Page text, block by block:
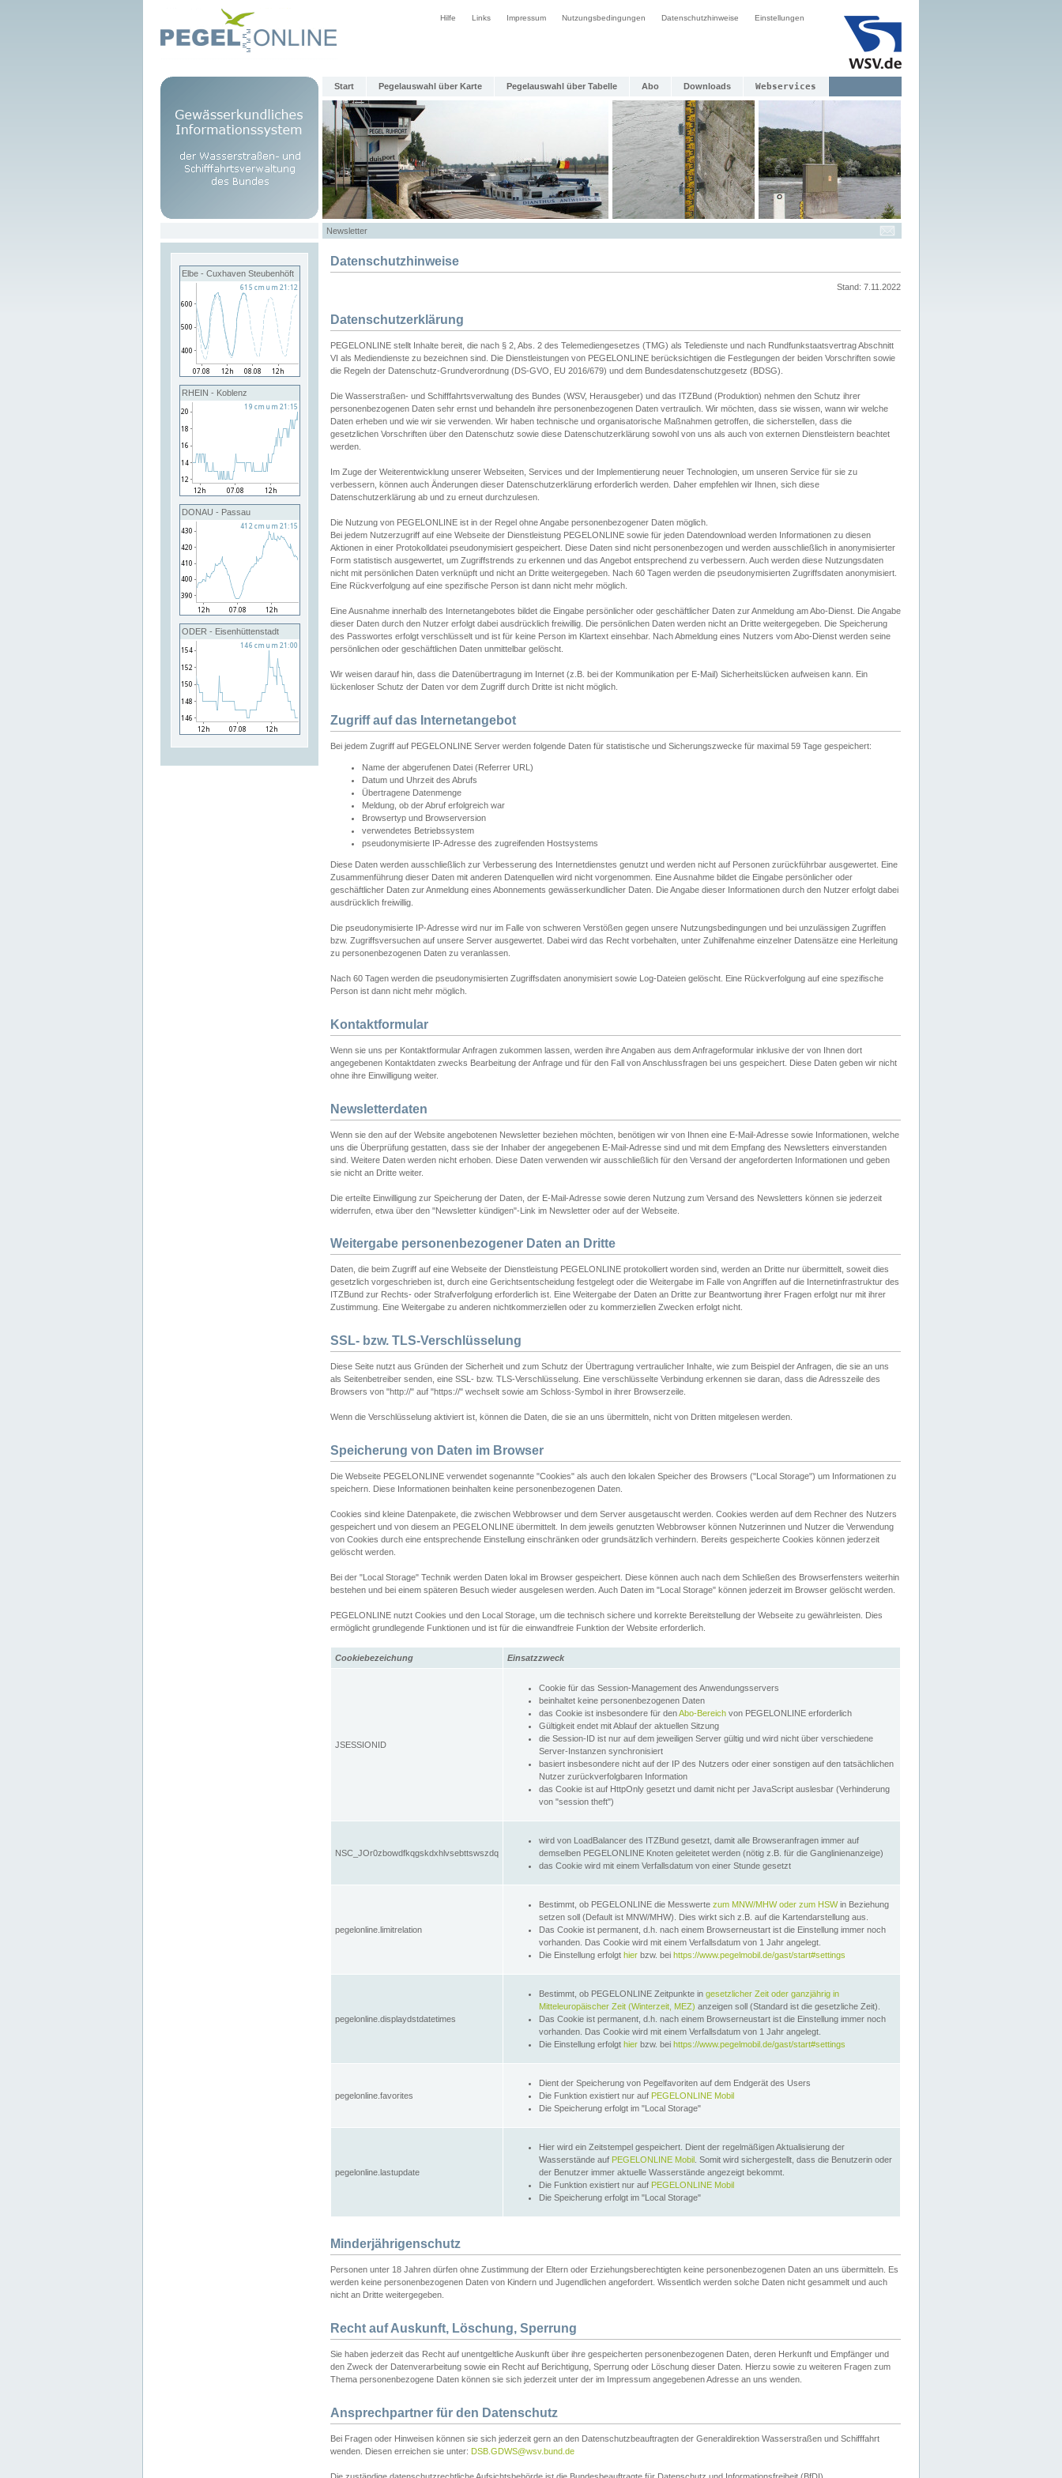
Hilfe Links Impressum Nutzungsbedingungen Datenschutzhinweise Einstellungen
Start Pegelauswahl über Karte Pegelauswahl über Tabelle Abo Downloads Webservices
Newsletter
Elbe - Cuxhaven Steubenhöft
RHEIN - Koblenz
DONAU - Passau
ODER - Eisenhüttenstadt
Datenschutzhinweise
Stand: 7.11.2022
Datenschutzerklärung
PEGELONLINE stellt Inhalte bereit, die nach § 2, Abs. 2 des Telemediengesetzes (TMG) als Teledienste und nach Rundfunkstaatsvertrag Abschnitt
VI als Mediendienste zu bezeichnen sind. Die Dienstleistungen von PEGELONLINE berücksichtigen die Festlegungen der beiden Vorschriften sowie
die Regeln der Datenschutz-Grundverordnung (DS-GVO, EU 2016/679) und dem Bundesdatenschutzgesetz (BDSG).
Die Wasserstraßen- und Schifffahrtsverwaltung des Bundes (WSV, Herausgeber) und das ITZBund (Produktion) nehmen den Schutz ihrer
personenbezogenen Daten sehr ernst und behandeln ihre personenbezogenen Daten vertraulich. Wir möchten, dass sie wissen, wann wir welche
Daten erheben und wie wir sie verwenden. Wir haben technische und organisatorische Maßnahmen getroffen, die sicherstellen, dass die
gesetzlichen Vorschriften über den Datenschutz sowie diese Datenschutzerklärung sowohl von uns als auch von externen Dienstleistern beachtet
werden.
Im Zuge der Weiterentwicklung unserer Webseiten, Services und der Implementierung neuer Technologien, um unseren Service für sie zu
verbessern, können auch Änderungen dieser Datenschutzerklärung erforderlich werden. Daher empfehlen wir Ihnen, sich diese
Datenschutzerklärung ab und zu erneut durchzulesen.
Die Nutzung von PEGELONLINE ist in der Regel ohne Angabe personenbezogener Daten möglich.
Bei jedem Nutzerzugriff auf eine Webseite der Dienstleistung PEGELONLINE sowie für jeden Datendownload werden Informationen zu diesen
Aktionen in einer Protokolldatei pseudonymisiert gespeichert. Diese Daten sind nicht personenbezogen und werden ausschließlich in anonymisierter
Form statistisch ausgewertet, um Zugriffstrends zu erkennen und das Angebot entsprechend zu verbessern. Auch werden diese Nutzungsdaten
nicht mit persönlichen Daten verknüpft und nicht an Dritte weitergegeben. Nach 60 Tagen werden die pseudonymisierten Zugriffsdaten anonymisiert.
Eine Rückverfolgung auf eine spezifische Person ist dann nicht mehr möglich.
Eine Ausnahme innerhalb des Internetangebotes bildet die Eingabe persönlicher oder geschäftlicher Daten zur Anmeldung am Abo-Dienst. Die Angabe
dieser Daten durch den Nutzer erfolgt dabei ausdrücklich freiwillig. Die persönlichen Daten werden nicht an Dritte weitergegeben. Die Speicherung
des Passwortes erfolgt verschlüsselt und ist für keine Person im Klartext einsehbar. Nach Abmeldung eines Nutzers vom Abo-Dienst werden seine
persönlichen oder geschäftlichen Daten unmittelbar gelöscht.
Wir weisen darauf hin, dass die Datenübertragung im Internet (z.B. bei der Kommunikation per E-Mail) Sicherheitslücken aufweisen kann. Ein
lückenloser Schutz der Daten vor dem Zugriff durch Dritte ist nicht möglich.
Zugriff auf das Internetangebot
Bei jedem Zugriff auf PEGELONLINE Server werden folgende Daten für statistische und Sicherungszwecke für maximal 59 Tage gespeichert:
Name der abgerufenen Datei (Referrer URL)
Datum und Uhrzeit des Abrufs
Übertragene Datenmenge
Meldung, ob der Abruf erfolgreich war
Browsertyp und Browserversion
verwendetes Betriebssystem
pseudonymisierte IP-Adresse des zugreifenden Hostsystems
Diese Daten werden ausschließlich zur Verbesserung des Internetdienstes genutzt und werden nicht auf Personen zurückführbar ausgewertet. Eine
Zusammenführung dieser Daten mit anderen Datenquellen wird nicht vorgenommen. Eine Ausnahme bildet die Eingabe persönlicher oder
geschäftlicher Daten zur Anmeldung eines Abonnements gewässerkundlicher Daten. Die Angabe dieser Informationen durch den Nutzer erfolgt dabei
ausdrücklich freiwillig.
Die pseudonymisierte IP-Adresse wird nur im Falle von schweren Verstößen gegen unsere Nutzungsbedingungen und bei unzulässigen Zugriffen
bzw. Zugriffsversuchen auf unsere Server ausgewertet. Dabei wird das Recht vorbehalten, unter Zuhilfenahme einzelner Datensätze eine Herleitung
zu personenbezogenen Daten zu veranlassen.
Nach 60 Tagen werden die pseudonymisierten Zugriffsdaten anonymisiert sowie Log-Dateien gelöscht. Eine Rückverfolgung auf eine spezifische
Person ist dann nicht mehr möglich.
Kontaktformular
Wenn sie uns per Kontaktformular Anfragen zukommen lassen, werden ihre Angaben aus dem Anfrageformular inklusive der von Ihnen dort
angegebenen Kontaktdaten zwecks Bearbeitung der Anfrage und für den Fall von Anschlussfragen bei uns gespeichert. Diese Daten geben wir nicht
ohne ihre Einwilligung weiter.
Newsletterdaten
Wenn sie den auf der Website angebotenen Newsletter beziehen möchten, benötigen wir von Ihnen eine E-Mail-Adresse sowie Informationen, welche
uns die Überprüfung gestatten, dass sie der Inhaber der angegebenen E-Mail-Adresse sind und mit dem Empfang des Newsletters einverstanden
sind. Weitere Daten werden nicht erhoben. Diese Daten verwenden wir ausschließlich für den Versand der angeforderten Informationen und geben
sie nicht an Dritte weiter.
Die erteilte Einwilligung zur Speicherung der Daten, der E-Mail-Adresse sowie deren Nutzung zum Versand des Newsletters können sie jederzeit
widerrufen, etwa über den "Newsletter kündigen"-Link im Newsletter oder auf der Webseite.
Weitergabe personenbezogener Daten an Dritte
Daten, die beim Zugriff auf eine Webseite der Dienstleistung PEGELONLINE protokolliert worden sind, werden an Dritte nur übermittelt, soweit dies
gesetzlich vorgeschrieben ist, durch eine Gerichtsentscheidung festgelegt oder die Weitergabe im Falle von Angriffen auf die Internetinfrastruktur des
ITZBund zur Rechts- oder Strafverfolgung erforderlich ist. Eine Weitergabe der Daten an Dritte zur Beantwortung ihrer Fragen erfolgt nur mit ihrer
Zustimmung. Eine Weitergabe zu anderen nichtkommerziellen oder zu kommerziellen Zwecken erfolgt nicht.
SSL- bzw. TLS-Verschlüsselung
Diese Seite nutzt aus Gründen der Sicherheit und zum Schutz der Übertragung vertraulicher Inhalte, wie zum Beispiel der Anfragen, die sie an uns
als Seitenbetreiber senden, eine SSL- bzw. TLS-Verschlüsselung. Eine verschlüsselte Verbindung erkennen sie daran, dass die Adresszeile des
Browsers von "http://" auf "https://" wechselt sowie am Schloss-Symbol in ihrer Browserzeile.
Wenn die Verschlüsselung aktiviert ist, können die Daten, die sie an uns übermitteln, nicht von Dritten mitgelesen werden.
Speicherung von Daten im Browser
Die Webseite PEGELONLINE verwendet sogenannte "Cookies" als auch den lokalen Speicher des Browsers ("Local Storage") um Informationen zu
speichern. Diese Informationen beinhalten keine personenbezogenen Daten.
Cookies sind kleine Datenpakete, die zwischen Webbrowser und dem Server ausgetauscht werden. Cookies werden auf dem Rechner des Nutzers
gespeichert und von diesem an PEGELONLINE übermittelt. In dem jeweils genutzten Webbrowser können Nutzerinnen und Nutzer die Verwendung
von Cookies durch eine entsprechende Einstellung einschränken oder grundsätzlich verhindern. Bereits gespeicherte Cookies können jederzeit
gelöscht werden.
Bei der "Local Storage" Technik werden Daten lokal im Browser gespeichert. Diese können auch nach dem Schließen des Browserfensters weiterhin
bestehen und bei einem späteren Besuch wieder ausgelesen werden. Auch Daten im "Local Storage" können jederzeit im Browser gelöscht werden.
PEGELONLINE nutzt Cookies und den Local Storage, um die technisch sichere und korrekte Bereitstellung der Webseite zu gewährleisten. Dies
ermöglicht grundlegende Funktionen und ist für die einwandfreie Funktion der Website erforderlich.
Cookiebezeichung Einsatzzweck
JSESSIONID
Cookie für das Session-Management des Anwendungsservers
beinhaltet keine personenbezogenen Daten
das Cookie ist insbesondere für denAbo-Bereich von PEGELONLINE erforderlich
Gültigkeit endet mit Ablauf der aktuellen Sitzung
die Session-ID ist nur auf dem jeweiligen Server gültig und wird nicht über verschiedene
Server-Instanzen synchronisiert
basiert insbesondere nicht auf der IP des Nutzers oder einer sonstigen auf den tatsächlichen
Nutzer zurückverfolgbaren Information
das Cookie ist auf HttpOnly gesetzt und damit nicht per JavaScript auslesbar (Verhinderung
von "session theft")
NSC_JOr0zbowdfkqgskdxhlvsebttswszdq
wird von LoadBalancer des ITZBund gesetzt, damit alle Browseranfragen immer auf
demselben PEGELONLINE Knoten geleitetet werden (nötig z.B. für die Ganglinienanzeige)
das Cookie wird mit einem Verfallsdatum von einer Stunde gesetzt
pegelonline.limitrelation
Bestimmt, ob PEGELONLINE die Messwerte zum MNW/MHW oder zum HSWin Beziehung
setzen soll (Default ist MNW/MHW). Dies wirkt sich z.B. auf die Kartendarstellung aus.
Das Cookie ist permanent, d.h. nach einem Browserneustart ist die Einstellung immer noch
vorhanden. Das Cookie wird mit einem Verfallsdatum von 1 Jahr angelegt.
Die Einstellung erfolgt hier bzw. bei https://www.pegelmobil.de/gast/start#settings
pegelonline.displaydstdatetimes
Bestimmt, ob PEGELONLINE Zeitpunkte in gesetzlicher Zeit oder ganzjährig in
Mitteleuropäischer Zeit (Winterzeit, MEZ) anzeigen soll (Standard ist die gesetzliche Zeit).
Das Cookie ist permanent, d.h. nach einem Browserneustart ist die Einstellung immer noch
vorhanden. Das Cookie wird mit einem Verfallsdatum von 1 Jahr angelegt.
Die Einstellung erfolgt hier bzw. bei https://www.pegelmobil.de/gast/start#settings
pegelonline.favorites
Dient der Speicherung von Pegelfavoriten auf dem Endgerät des Users
Die Funktion existiert nur auf PEGELONLINE Mobil
Die Speicherung erfolgt im "Local Storage"
pegelonline.lastupdate
Hier wird ein Zeitstempel gespeichert. Dient der regelmäßigen Aktualisierung der
Wasserstände auf PEGELONLINE Mobil . Somit wird sichergestellt, dass die Benutzerin oder
der Benutzer immer aktuelle Wasserstände angezeigt bekommt.
Die Funktion existiert nur auf PEGELONLINE Mobil
Die Speicherung erfolgt im "Local Storage"
Minderjährigenschutz
Personen unter 18 Jahren dürfen ohne Zustimmung der Eltern oder Erziehungsberechtigten keine personenbezogenen Daten an uns übermitteln. Es
werden keine personenbezogenen Daten von Kindern und Jugendlichen angefordert. Wissentlich werden solche Daten nicht gesammelt und auch
nicht an Dritte weitergegeben.
Recht auf Auskunft, Löschung, Sperrung
Sie haben jederzeit das Recht auf unentgeltliche Auskunft über ihre gespeicherten personenbezogenen Daten, deren Herkunft und Empfänger und
den Zweck der Datenverarbeitung sowie ein Recht auf Berichtigung, Sperrung oder Löschung dieser Daten. Hierzu sowie zu weiteren Fragen zum
Thema personenbezogene Daten können sie sich jederzeit unter der im Impressum angegebenen Adresse an uns wenden.
Ansprechpartner für den Datenschutz
Bei Fragen oder Hinweisen können sie sich jederzeit gern an den Datenschutzbeauftragten der Generaldirektion Wasserstraßen und Schifffahrt
wenden. Diesen erreichen sie unter: DSB.GDWS@wsv.bund.de